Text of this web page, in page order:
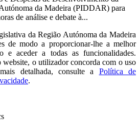
da Madeira (PIDDAR) para
de análise e debate à...
da Região Autónoma da Madeira
de modo a proporcionar-lhe a melhor
e aceder a todas as funcionalidades.
website, o utilizador concorda com o uso
detalhada, consulte a
Política de
.